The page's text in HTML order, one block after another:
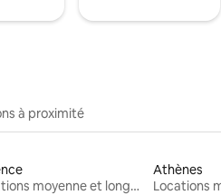
à proximité
Locations moyenne et longue durée
Athènes